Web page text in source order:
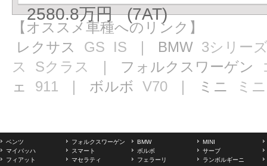
2580.8万円 (7AT)
【オススメ車種へのリンク】
レクサス GS IS ｜ BMW 3シリー
ス
Sクラス ｜ フォルクスワーゲン
ェ 911 ｜ ボルボ V70 ｜ ミニ ミニ
ベンツ フォルクスワーゲン BMW
MINI
マイバッハ
スマート ボルボ
サーブ
フィアット
マセラティ フェラーリ ランボルギーニ